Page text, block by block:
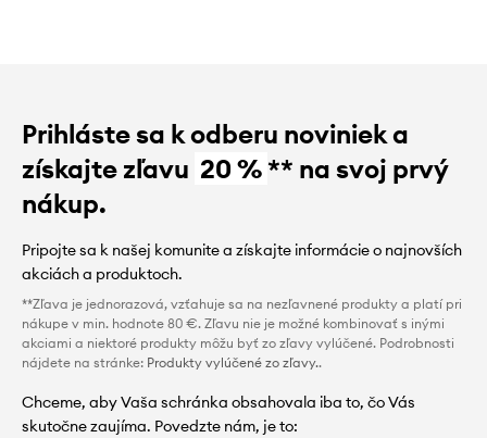
Prihláste sa k odberu noviniek a
získajte zľavu 20 %** na svoj prvý
nákup.
Pripojte sa k našej komunite a získajte informácie o najnovších
akciách a produktoch.
**Zľava je jednorazová, vzťahuje sa na nezľavnené produkty a platí pri
nákupe v min. hodnote 80 €. Zľavu nie je možné kombinovať s inými
akciami a niektoré produkty môžu byť zo zľavy vylúčené. Podrobnosti
nájdete na stránke: Produkty vylúčené zo zľavy..
Chceme, aby Vaša schránka obsahovala iba to, čo Vás
skutočne zaujíma. Povedzte nám, je to: